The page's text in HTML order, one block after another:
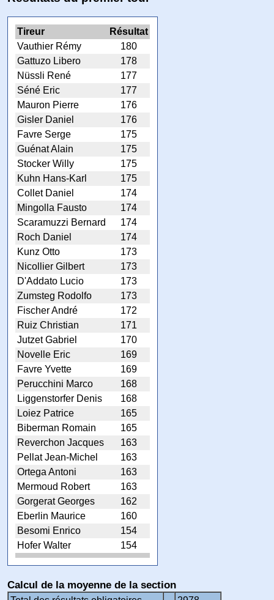
Tireur
Résultat
Vauthier Rémy
180
Gattuzo Libero
178
Nüssli René
177
Séné Eric
177
Mauron Pierre
176
Gisler Daniel
176
Favre Serge
175
Guénat Alain
175
Stocker Willy
175
Kuhn Hans-Karl
175
Collet Daniel
174
Mingolla Fausto
174
Scaramuzzi Bernard
174
Roch Daniel
174
Kunz Otto
173
Nicollier Gilbert
173
D'Addato Lucio
173
Zumsteg Rodolfo
173
Fischer André
172
Ruiz Christian
171
Jutzet Gabriel
170
Novelle Eric
169
Favre Yvette
169
Perucchini Marco
168
Liggenstorfer Denis
168
Loiez Patrice
165
Biberman Romain
165
Reverchon Jacques
163
Pellat Jean-Michel
163
Ortega Antoni
163
Mermoud Robert
163
Gorgerat Georges
162
Eberlin Maurice
160
Besomi Enrico
154
Hofer Walter
154
Calcul de la moyenne de la section